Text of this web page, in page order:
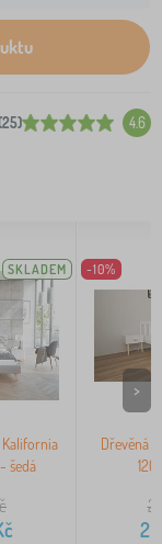
4.6
SKLADEM
šedá
-10%
Dřevěná
2
2
>